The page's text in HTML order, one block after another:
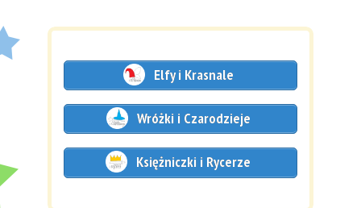
Elfy i Krasnale
Wróżki i Czarodzieje
Księżniczki i Rycerze